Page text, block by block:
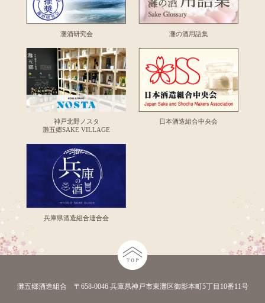
灘酒研究会 灘の酒用語集
神戸北野ノスタ
灘五郷SAKE VILLAGE
日本酒造組合中央会
兵庫県酒造組合連合会
灘五郷酒造組合 〒658-0046 兵庫県神戸市東灘区御影本町5丁目10番11号